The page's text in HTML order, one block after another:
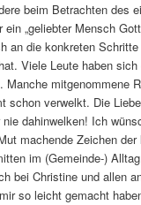
beim Betrachten des
„geliebter Mensch
an die konkreten
Viele Leute haben
Manche mitgenommene
schon verwelkt. Die
dahinwelken! Ich
machende Zeichen der
im (Gemeinde-)
bei Christine und allen
so leicht gemacht